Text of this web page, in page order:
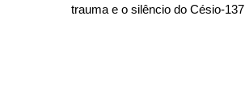
trauma e o silêncio do Césio-137